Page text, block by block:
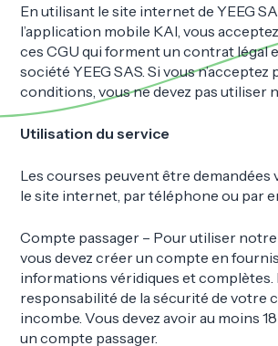
En utilisant le site internet de YEEG
l’application mobile KAI, vous
ces CGU qui forment un contrat légal
société YEEG SAS. Si vous n’acceptez
conditions, vous ne devez pas utiliser
Utilisation du service
Les courses peuvent être demandées
le site internet, par téléphone ou par
Compte passager – Pour utiliser
vous devez créer un compte en
informations véridiques et complètes.
responsabilité de la sécurité de votre
incombe. Vous devez avoir au moins
un compte passager.